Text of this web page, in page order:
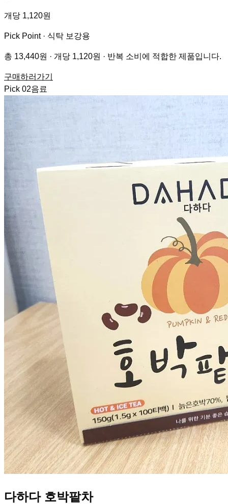
개당 1,120원
Pick Point · 식탁 보강용
총 13,440원 · 개당 1,120원 · 반복 소비에 적합한 제품입니다.
구매하러가기
Pick 02음료
다하다 호박팥차